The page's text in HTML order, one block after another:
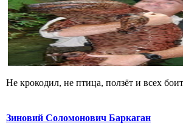
Не крокодил, не птица, ползёт и всех
Зиновий Соломонович Баркаган